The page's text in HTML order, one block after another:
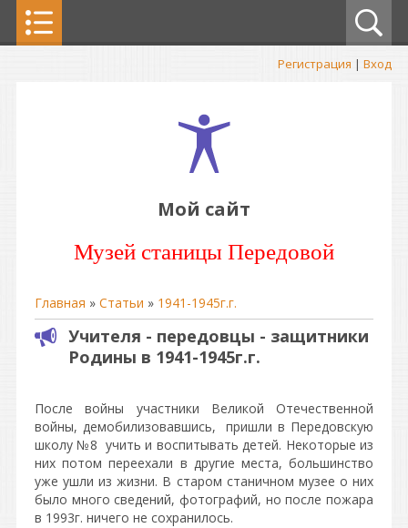
Регистрация | Вход
Мой сайт
Музей станицы Передовой
Главная » Статьи » 1941-1945г.г.
Учителя - передовцы - защитники
Родины в 1941-1945г.г.
После войны участники Великой Отечественной
войны, демобилизовавшись, пришли в Передовскую
школу №8 учить и воспитывать детей. Некоторые из
них потом переехали в другие места, большинство
уже ушли из жизни. В старом станичном музее о них
было много сведений, фотографий, но после пожара
в 1993г. ничего не сохранилось.